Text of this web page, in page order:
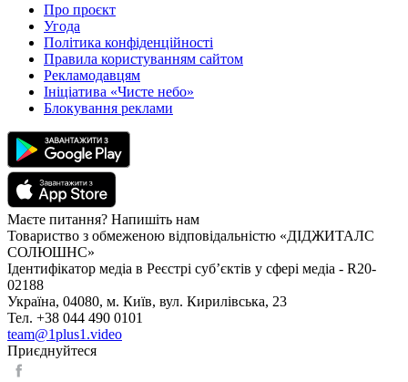
Про проєкт
Угода
Політика конфіденційності
Правила користуванням сайтом
Рекламодавцям
Ініціатива «Чисте небо»
Блокування реклами
Маєте питання? Напишіть нам
Товариство з обмеженою відповідальністю «ДІДЖИТАЛС
СОЛЮШНС»
Ідентифікатор медіа в Реєстрі суб’єктів у сфері медіа - R20-
02188
Україна, 04080, м. Київ, вул. Кирилівська, 23
Тел. +38 044 490 0101
team@1plus1.video
Приєднуйтеся